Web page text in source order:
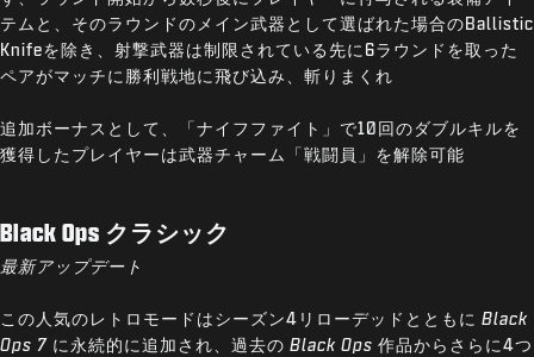
テムと、そのラウンドのメイン武器として選ばれた場合のBallistic
Knifeを除き、射撃武器は制限されている先に6ラウンドを取った
ペアがマッチに勝利戦地に飛び込み、斬りまくれ
追加ボーナスとして、「ナイフファイト」で10回のダブルキルを
獲得したプレイヤーは武器チャーム「戦闘員」を解除可能
Black Ops クラシック
最新アップデート
この人気のレトロモードはシーズン4リローデッドとともに Black
Ops 7 に永続的に追加され、過去の Black Ops 作品からさらに4つ